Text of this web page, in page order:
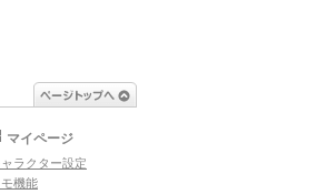
マイページ
ャラクター設定
モ機能